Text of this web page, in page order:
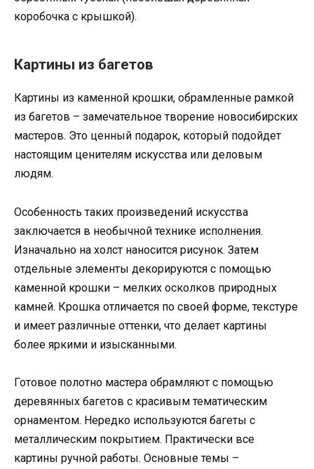
коробочка с крышкой).
Картины из багетов
Картины из каменной крошки, обрамленные рамкой
из багетов – замечательное творение новосибирских
мастеров. Это ценный подарок, который подойдет
настоящим ценителям искусства или деловым
людям.
Особенность таких произведений искусства
заключается в необычной технике исполнения.
Изначально на холст наносится рисунок. Затем
отдельные элементы декорируются с помощью
каменной крошки – мелких осколков природных
камней. Крошка отличается по своей форме, текстуре
и имеет различные оттенки, что делает картины
более яркими и изысканными.
Готовое полотно мастера обрамляют с помощью
деревянных багетов с красивым тематическим
орнаментом. Нередко используются багеты с
металлическим покрытием. Практически все
картины ручной работы. Основные темы –